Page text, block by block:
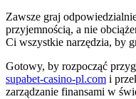
Zawsze graj
przyjemnością, a nie
Ci wszystkie narzędzia, by
Gotowy, by rozpocząć
supabet-casino-pl.com i
zarządzanie finansami w